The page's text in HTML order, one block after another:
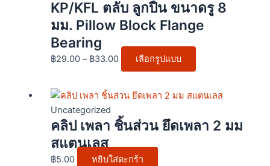
KP/KFL ตลับ ลูกปืน ขนาดรู 8
มม. Pillow Block Flange
Bearing
฿29.00 – ฿33.00
through
฿33.00
เลือกรูปแบบ
multiple
variants.
The
options
chosen
the
Uncategorized
คลิป เพลา ชิ้นส่วน ยึดเพลา 2 มม
สแตนเลส
฿5.00 หยิบใส่ตะกร้า